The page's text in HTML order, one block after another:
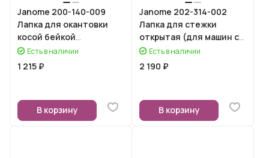
Janome 200-140-009
Лапка для окантовки
косой бейкой
(вертикальный челнок)
Есть в наличии
1 215 ₽
В корзину
Janome 202-314-002
Лапка для стежки
открытая (для машин с
зигзагом 9 мм)
Есть в наличии
2 190 ₽
В корзину